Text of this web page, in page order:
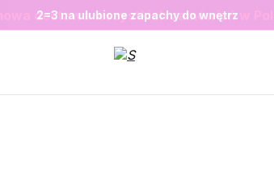
2=3 na ulubione zapachy do wnętrz
SALE do -20%✨
❤️ Perfumy Sugar Porn 50 ml znów dostępne
Nowosci✨